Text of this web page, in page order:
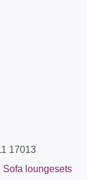
17013
Sofa loungesets